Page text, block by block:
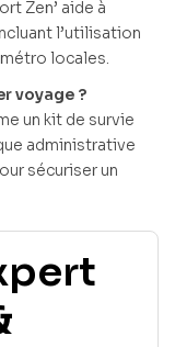
Zen’ aide à
l’utilisation
locales.
voyage ?
un kit de survie
administrative
sécuriser un